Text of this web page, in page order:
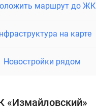
маршрут до ЖК
на карте
Новостройки рядом